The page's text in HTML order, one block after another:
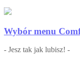
Wybór menu
- Jesz tak jak lubisz! -